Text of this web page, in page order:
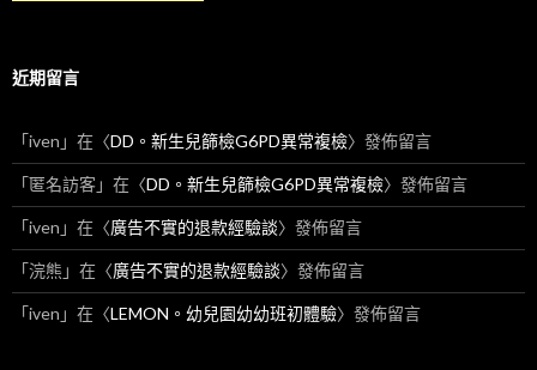
近期留言
「iven 」在〈DD。新生兒篩檢G6PD異常複檢〉發佈留言
「匿名訪客」在〈DD。新生兒篩檢G6PD異常複檢〉發佈留言
「iven 」在〈廣告不實的退款經驗談〉發佈留言
「浣熊 」在〈廣告不實的退款經驗談〉發佈留言
「iven 」在〈LEMON。幼兒園幼幼班初體驗〉發佈留言